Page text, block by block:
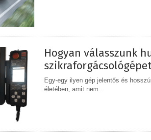
Hogyan válasszunk
Egy-egy ilyen gép jelentős és
életében, amit nem...